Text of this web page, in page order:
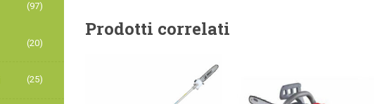
Prodotti correlati
(97)
(20)
(25)